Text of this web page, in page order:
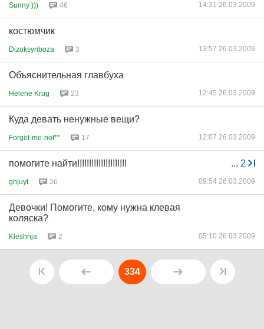
Sunny ))) 46 14:31 26.03.2009
костюмчик
Dizoksyriboza 3 13:57 26.03.2009
Объяснительная главбуха
Helene Krug 23 12:45 26.03.2009
Куда девать ненужные вещи?
Forget-me-not** 17 12:07 26.03.2009
... 2
помогите найти!!!!!!!!!!!!!!!!!!!!!
ghjuyt 26 09:54 26.03.2009
Девочки! Помогите, кому нужна клевая
коляска?
Kleshnja 2 05:10 26.03.2009
334